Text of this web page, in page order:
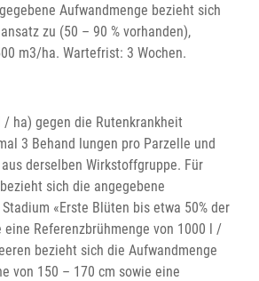
Aufwandmenge bezieht sich
zu (50 – 90 % vorhanden),
m3/ha. Wartefrist: 3 Wochen.
/ ha) gegen die Rutenkrankheit
3 Behand lungen pro Parzelle und
derselben Wirkstoffgruppe. Für
sich die angegebene
«Erste Blüten bis etwa 50% der
eine Referenzbrühmenge von 1000 l /
bezieht sich die Aufwandmenge
von 150 – 170 cm sowie eine